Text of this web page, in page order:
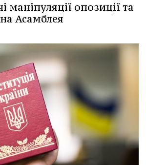
маніпуляції опозиції та
Асамблея